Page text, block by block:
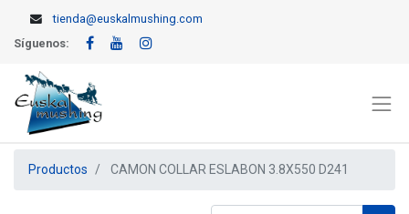
tienda@euskalmushing.com
Síguenos:
Productos CAMON COLLAR ESLABON 3.8X550 D241